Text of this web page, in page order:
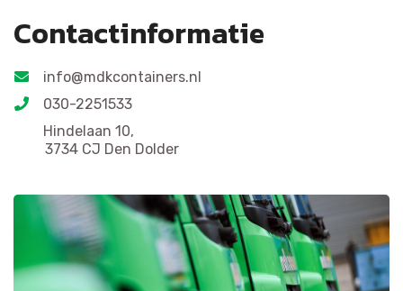
Contactinformatie
info@mdkcontainers.nl
030-2251533
Hindelaan 10,
3734 CJ Den Dolder